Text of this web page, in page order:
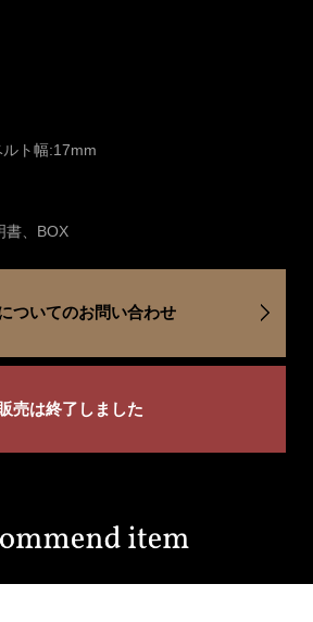
ト幅:17mm
書、BOX
ついてのお問い合わせ
売は終了しました